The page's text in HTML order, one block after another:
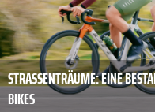
STRASSENTRÄUME: EINE
IKES